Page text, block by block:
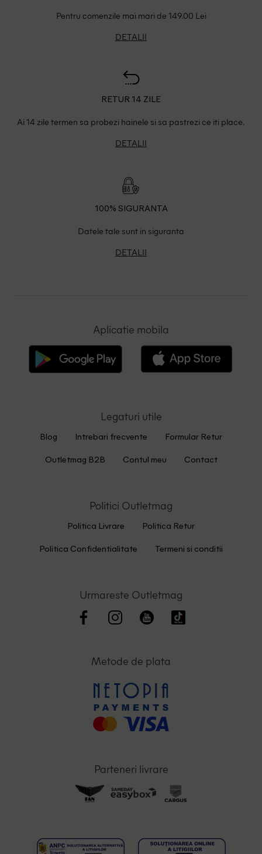
Pentru comenzile mai mari de 149.00 Lei
DETALII
RETUR 14 ZILE
Ai 14 zile termen sa probezi hainele si sa pastrezi ce iti place.
DETALII
100% SIGURANTA
Datele tale sunt in siguranta
DETALII
Aplicatie mobila
Legaturi utile
Blog Intrebari frecvente Formular Retur
Outletmag B2B Contul meu Contact
Politici Outletmag
Politica Livrare Politica Retur
Politica Confidentialitate Termeni si conditii
Urmareste Outletmag
Metode de plata
Parteneri livrare